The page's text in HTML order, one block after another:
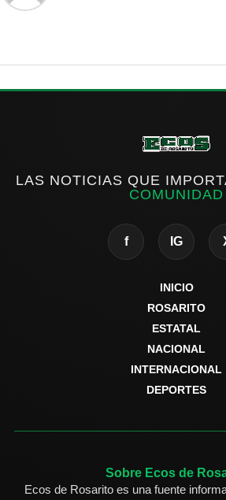
LAS NOTICIAS QUE
COMUNIDAD
f IG
INICIO
ROSARITO
ESTATAL
NACIONAL
INTERNACIONAL
DEPORTES
Sobre Ecos de
Ecos de Rosarito es una fuente